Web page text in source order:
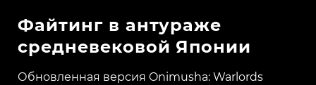
Файтинг в антураже
средневековой Японии
Обновленная версия Onimusha: Warlords